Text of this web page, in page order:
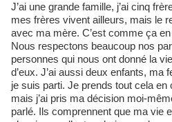
J’ai une grande famille, j’ai cinq
mes frères vivent ailleurs, mais le
avec ma mère. C’est comme ça
Nous respectons beaucoup nos
personnes qui nous ont donné la
d’eux. J’ai aussi deux enfants, ma
je suis parti. Je prends tout cela en
mais j’ai pris ma décision moi-
parlé. Ils comprennent que ma vie